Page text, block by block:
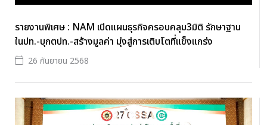
รายงานพิเศษ : NAM เปิดแผนธุรกิจครอบคลุม3มิติ รักษาฐาน
ในปท.-บุกตปท.-สร้างมูลค่า มุ่งสู่การเติบโตที่แข็งแกร่ง
26 กันยายน 2568